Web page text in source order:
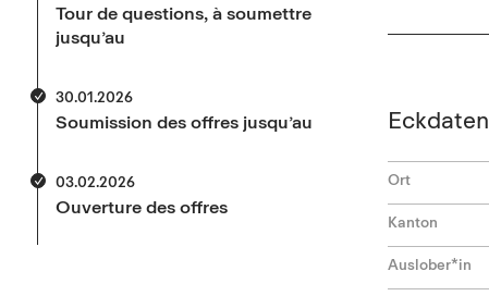
Tour de questions, à soumettre
jusqu’au
30.01.2026
Soumission des offres jusqu’au
03.02.2026
Ouverture des offres
Eckdaten
Ort
Kanton
Auslober*in